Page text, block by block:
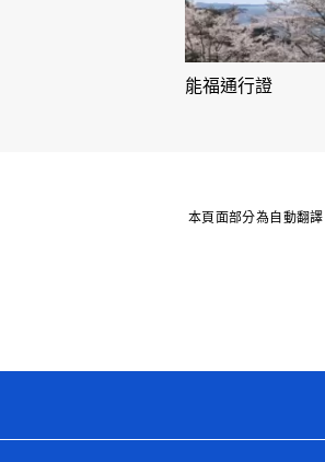
能福通行證
本頁面部分為自動翻譯